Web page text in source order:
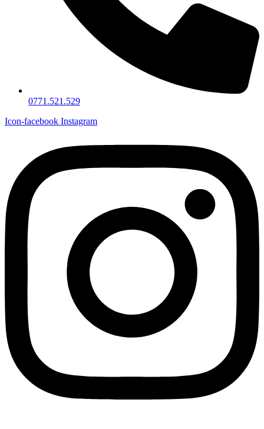
0771.521.529
Icon-facebook Instagram